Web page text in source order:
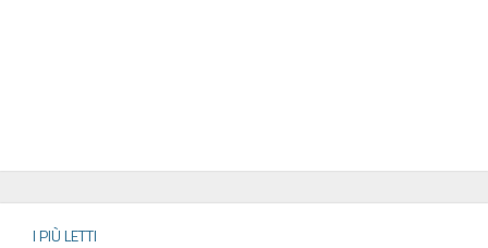
I PIÙ LETTI